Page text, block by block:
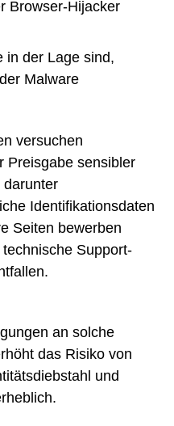
Browser-Hijacker
in der Lage sind,
Malware
versuchen
Preisgabe sensibler
darunter
Identifikationsdaten
Seiten bewerben
Support-
an solche
das Risiko von
und